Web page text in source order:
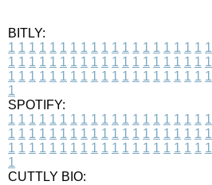
BITLY:
1 1 1 1 1 1 1 1 1 1 1 1 1 1 1 1 1 1 1 1
1 1 1 1 1 1 1 1 1 1 1 1 1 1 1 1 1 1 1 1
1 1 1 1 1 1 1 1 1 1 1 1 1 1 1 1 1 1 1 1
1
SPOTIFY:
1 1 1 1 1 1 1 1 1 1 1 1 1 1 1 1 1 1 1 1
1 1 1 1 1 1 1 1 1 1 1 1 1 1 1 1 1 1 1 1
1 1 1 1 1 1 1 1 1 1 1 1 1 1 1 1 1 1 1 1
1
CUTTLY BIO: